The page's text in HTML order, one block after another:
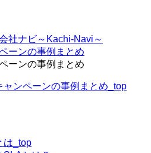
ーンの事例まとめ
ーンの事例まとめ
ャンペーンの事例まとめ_top
は_top